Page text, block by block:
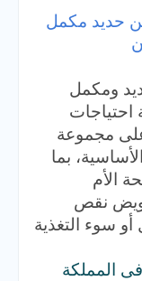
حديد مكمل
ومكمل
مجموعة
بما
الأم
نقص
سوء التغذية
المملكة